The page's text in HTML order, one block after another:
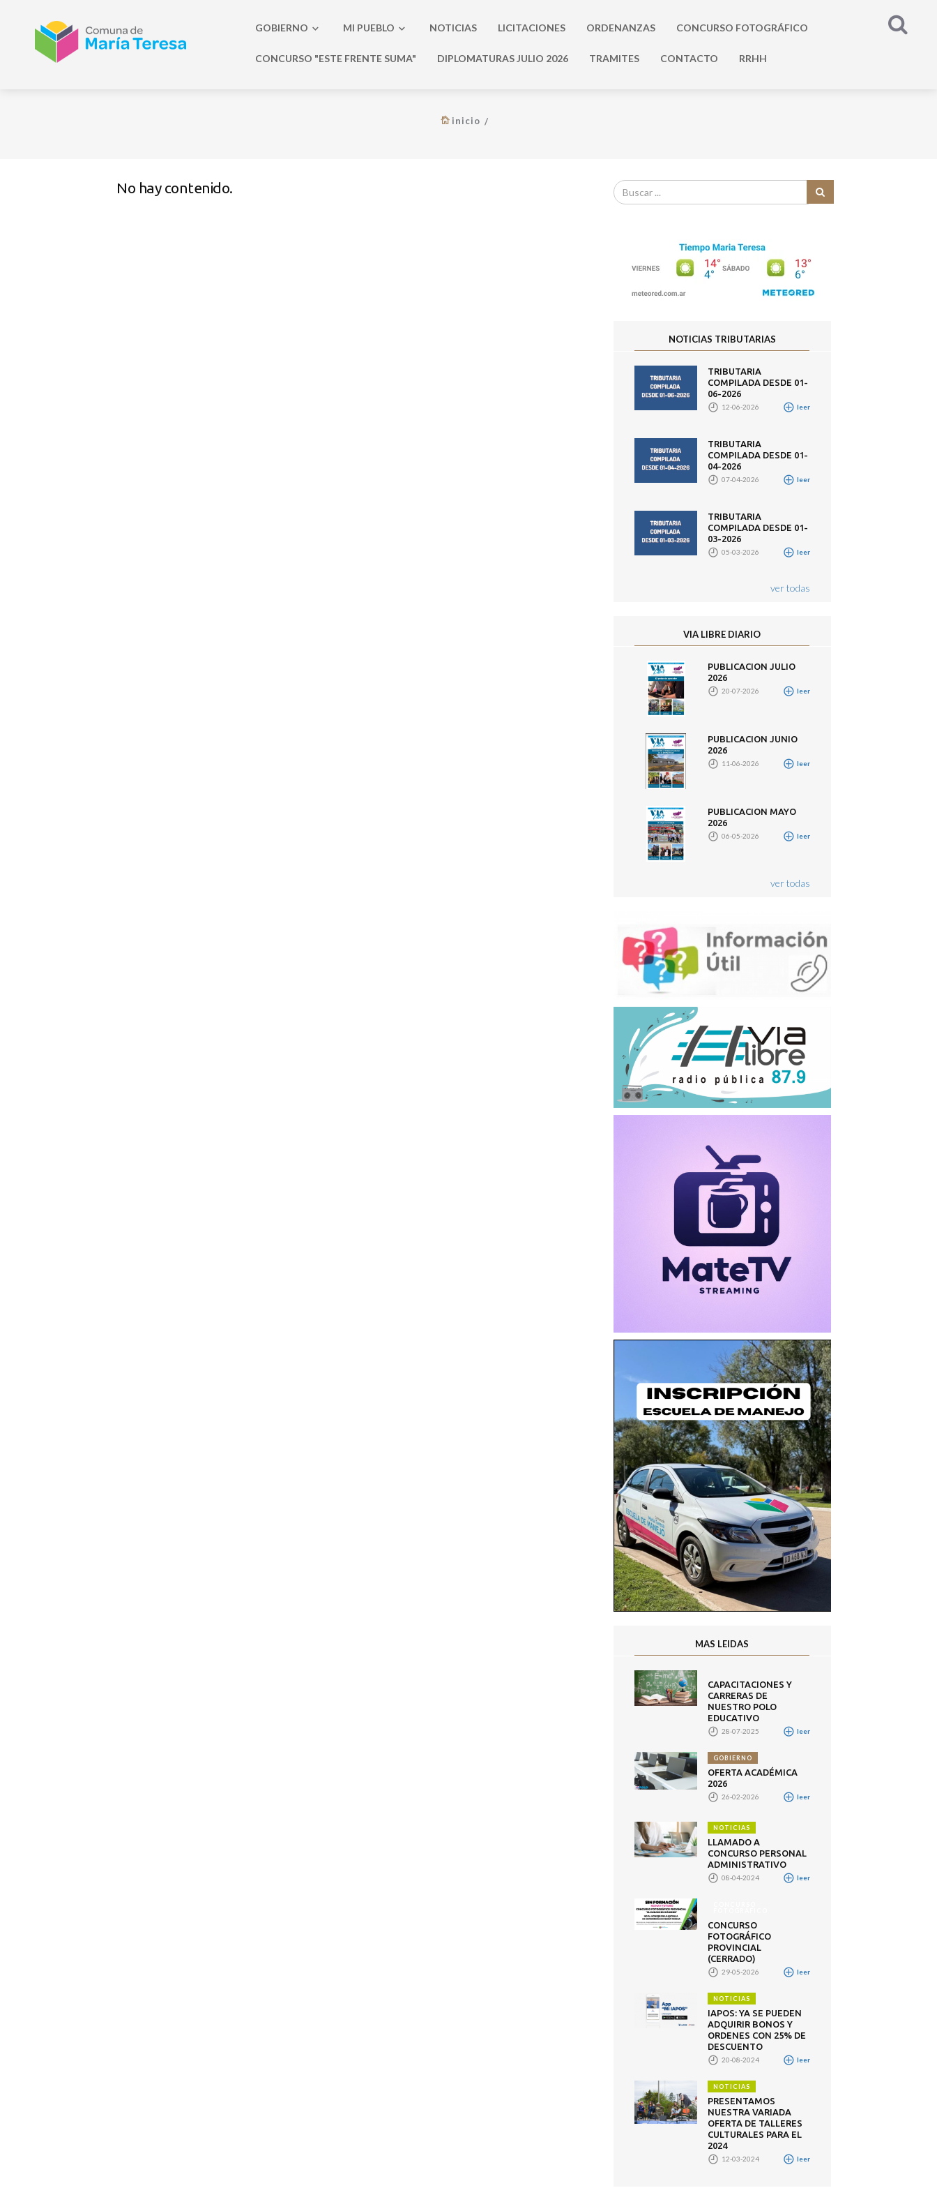
GOBIERNO MI PUEBLO NOTICIAS LICITACIONES ORDENANZAS CONCURSO FOTOGRÁFICO
CONCURSO "ESTE FRENTE SUMA" DIPLOMATURAS JULIO 2026 TRAMITES CONTACTO RRHH
inicio
No hay contenido.
NOTICIAS TRIBUTARIAS
TRIBUTARIA
COMPILADA DESDE 01-
06-2026
12-06-2026 leer
TRIBUTARIA
COMPILADA DESDE 01-
04-2026
07-04-2026 leer
TRIBUTARIA
COMPILADA DESDE 01-
03-2026
05-03-2026 leer
ver todas
VIA LIBRE DIARIO
PUBLICACION JULIO
2026
20-07-2026 leer
PUBLICACION JUNIO
2026
11-06-2026 leer
PUBLICACION MAYO
2026
06-05-2026 leer
ver todas
MAS LEIDAS
CAPACITACIONES Y
CARRERAS DE
NUESTRO POLO
EDUCATIVO
28-07-2025 leer
GOBIERNO
OFERTA ACADÉMICA
2026
26-02-2026 leer
NOTICIAS
LLAMADO A
CONCURSO PERSONAL
ADMINISTRATIVO
08-04-2024 leer
CONCURSO
FOTOGRÁFICO
PROVINCIAL
(CERRADO)
29-05-2026 leer
NOTICIAS
IAPOS: YA SE PUEDEN
ADQUIRIR BONOS Y
ORDENES CON 25% DE
DESCUENTO
20-08-2024 leer
NOTICIAS
PRESENTAMOS
NUESTRA VARIADA
OFERTA DE TALLERES
CULTURALES PARA EL
2024
12-03-2024 leer